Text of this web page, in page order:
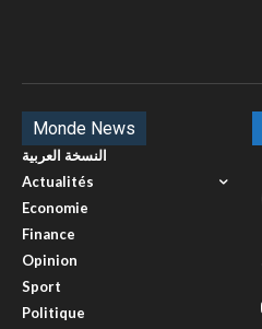
Monde News
النسخة العربية
Actualités
Economie
Finance
Opinion
Sport
Politique